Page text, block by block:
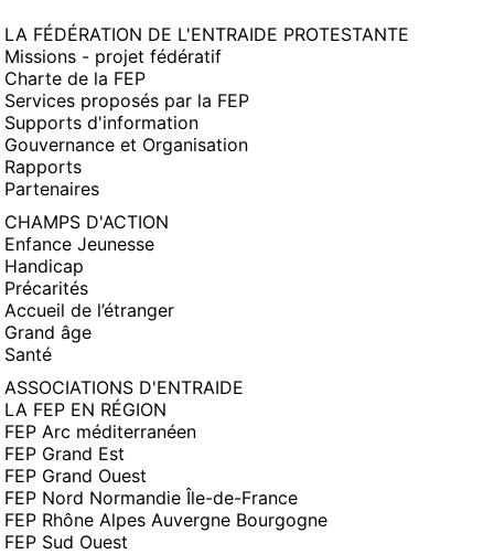
LA FÉDÉRATION DE L'ENTRAIDE PROTESTANTE
Missions - projet fédératif
Charte de la FEP
Services proposés par la FEP
Supports d'information
Gouvernance et Organisation
Rapports
Partenaires
CHAMPS D'ACTION
Enfance Jeunesse
Handicap
Précarités
Accueil de l’étranger
Grand âge
Santé
ASSOCIATIONS D'ENTRAIDE
LA FEP EN RÉGION
FEP Arc méditerranéen
FEP Grand Est
FEP Grand Ouest
FEP Nord Normandie Île-de-France
FEP Rhône Alpes Auvergne Bourgogne
FEP Sud Ouest